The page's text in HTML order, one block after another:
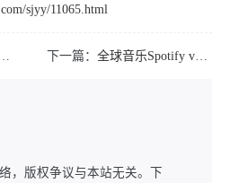
sjyy/11065.html
下一篇：全球音乐Spotify v8.9.74.568解锁高级版
，版权争议与本站无关。下